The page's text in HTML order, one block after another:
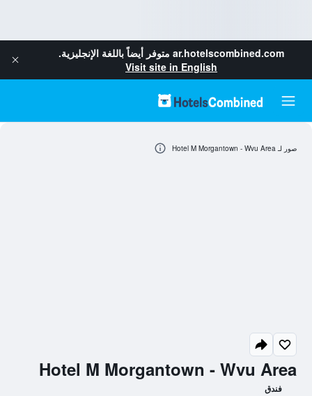
ar.hotelscombined.com متوفر أيضاً باللغة الإنجليزية.
Visit site in English
Hotel M Morgantown - Wvu Area
فندق
صور لـ Hotel M Morgantown - Wvu Area